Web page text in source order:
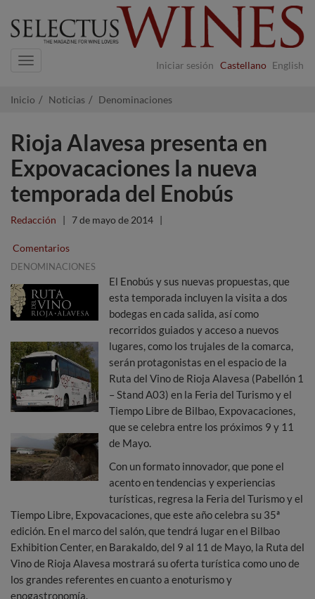
Iniciar sesión Castellano English
Navigation
Inicio Noticias Denominaciones
Rioja Alavesa presenta en
Expovacaciones la nueva
temporada del Enobús
Redacción | 7 de mayo de 2014 |
Comentarios
DENOMINACIONES
El Enobús y sus nuevas propuestas, que
esta temporada incluyen la visita a dos
bodegas en cada salida, así como
recorridos guiados y acceso a nuevos
lugares, como los trujales de la comarca,
serán protagonistas en el espacio de la
Ruta del Vino de Rioja Alavesa (Pabellón 1
– Stand A03) en la Feria del Turismo y el
Tiempo Libre de Bilbao, Expovacaciones,
que se celebra entre los próximos 9 y 11
de Mayo.
Con un formato innovador, que pone el
acento en tendencias y experiencias
turísticas, regresa la Feria del Turismo y el
Tiempo Libre, Expovacaciones, que este año celebra su 35ª
edición. En el marco del salón, que tendrá lugar en el Bilbao
Exhibition Center, en Barakaldo, del 9 al 11 de Mayo, la Ruta del
Vino de Rioja Alavesa mostrará su oferta turística como uno de
los grandes referentes en cuanto a enoturismo y
enogastronomía.